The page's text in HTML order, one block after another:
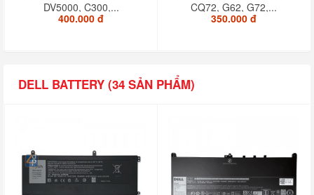
DV5000, C300,...
400.000 đ
CQ72, G62, G72,...
350.000 đ
DELL BATTERY (34 SẢN PHẨM)